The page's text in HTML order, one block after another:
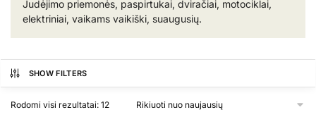
Judėjimo priemonės, paspirtukai, dviračiai, motociklai,
elektriniai, vaikams vaikiški, suaugusių.
SHOW FILTERS
Rodomi visi rezultatai: 12Rūšiuojama